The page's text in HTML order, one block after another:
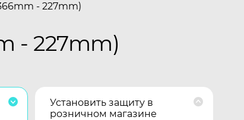
- 227mm)
- 227mm)
Установить защиту в
розничном магазине